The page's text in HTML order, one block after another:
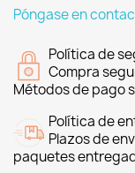
Póngase en
Política de
Compra
Métodos de pago
Política de
Plazos de
paquetes